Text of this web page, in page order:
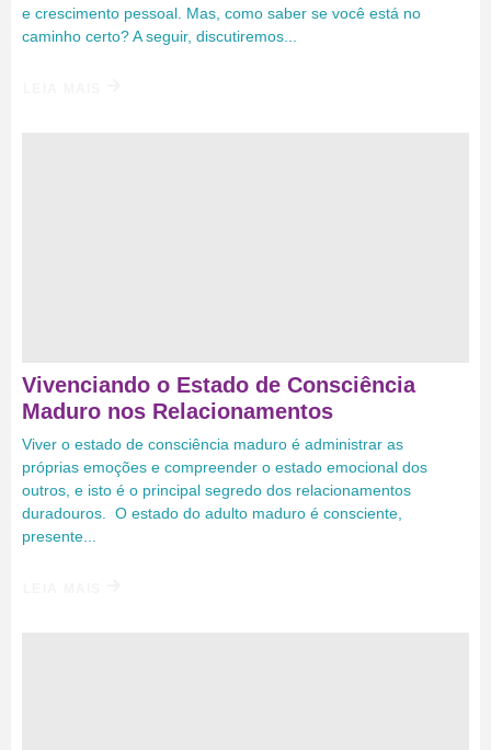
e crescimento pessoal. Mas, como saber se você está no
caminho certo? A seguir, discutiremos...
Vivenciando o Estado de Consciência
Maduro nos Relacionamentos
Viver o estado de consciência maduro é administrar as
próprias emoções e compreender o estado emocional dos
outros, e isto é o principal segredo dos relacionamentos
duradouros. O estado do adulto maduro é consciente,
presente...